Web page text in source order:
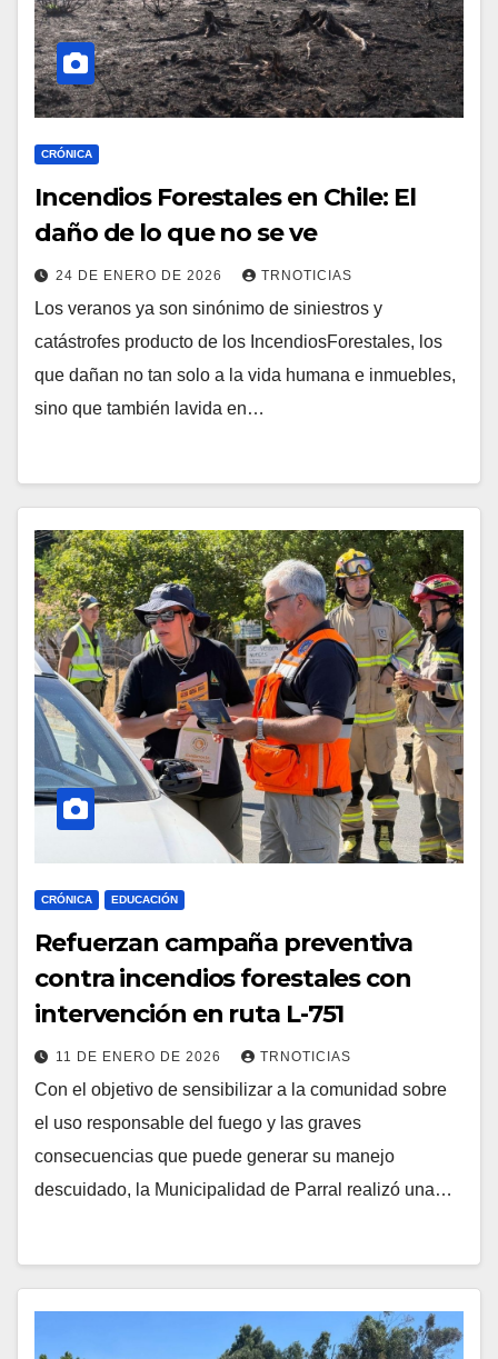
CRÓNICA
Incendios Forestales en Chile: El
daño de lo que no se ve
24 DE ENERO DE 2026 TRNOTICIAS
Los veranos ya son sinónimo de siniestros y
catástrofes producto de los IncendiosForestales, los
que dañan no tan solo a la vida humana e inmuebles,
sino que también lavida en…
CRÓNICA EDUCACIÓN
Refuerzan campaña preventiva
contra incendios forestales con
intervención en ruta L-751
11 DE ENERO DE 2026 TRNOTICIAS
Con el objetivo de sensibilizar a la comunidad sobre
el uso responsable del fuego y las graves
consecuencias que puede generar su manejo
descuidado, la Municipalidad de Parral realizó una…